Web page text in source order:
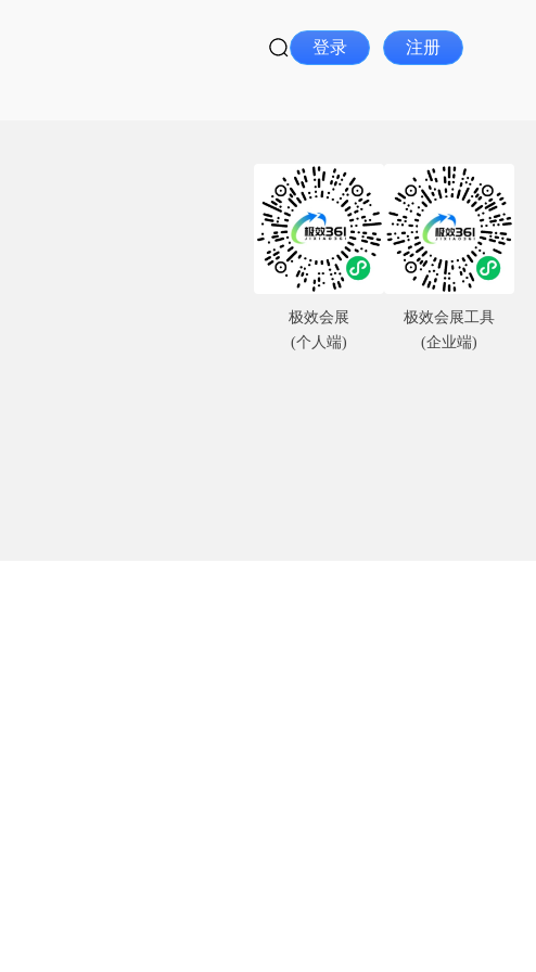
登录 注册
极效会展
(个人端)
极效会展工具
(企业端)